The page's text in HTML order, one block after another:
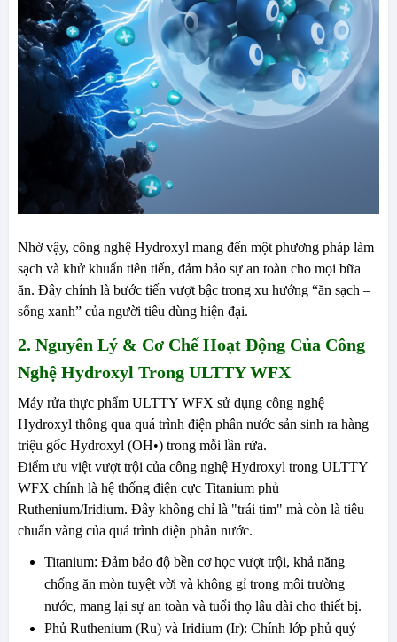
Nhờ vậy, công nghệ Hydroxyl mang đến một phương pháp làm
sạch và khử khuẩn tiên tiến, đảm bảo sự an toàn cho mọi bữa
ăn. Đây chính là bước tiến vượt bậc trong xu hướng “ăn sạch –
sống xanh” của người tiêu dùng hiện đại.
2. Nguyên Lý & Cơ Chế Hoạt Động Của Công
Nghệ Hydroxyl Trong ULTTY WFX
Máy rửa thực phẩm ULTTY WFX sử dụng công nghệ
Hydroxyl thông qua quá trình điện phân nước sản sinh ra hàng
triệu gốc Hydroxyl (OH•) trong mỗi lần rửa.
Điểm ưu việt vượt trội của công nghệ Hydroxyl trong ULTTY
WFX chính là hệ thống điện cực Titanium phủ
Ruthenium/Iridium. Đây không chỉ là "trái tim" mà còn là tiêu
chuẩn vàng của quá trình điện phân nước.
Titanium: Đảm bảo độ bền cơ học vượt trội, khả năng
chống ăn mòn tuyệt vời và không gỉ trong môi trường
nước, mang lại sự an toàn và tuổi thọ lâu dài cho thiết bị.
Phủ Ruthenium (Ru) và Iridium (Ir): Chính lớp phủ quý